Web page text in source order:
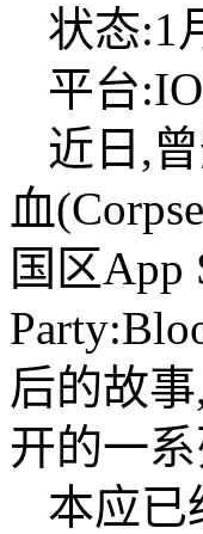
状态:1
平台
近日,
血
国区App
后的故
开的一
本应已